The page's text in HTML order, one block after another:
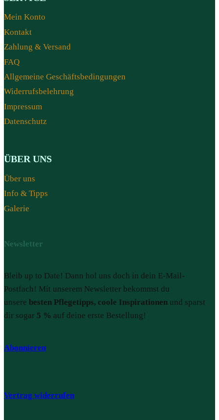
Mein Konto
Kontakt
Zahlung & Versand
FAQ
Allgemeine Geschäftsbedingungen
Widerrufsbelehrung
Impressum
Datenschutz
ÜBER UNS
Über uns
Info & Tipps
Galerie
Newsletter
Bleib up to Date! Dann hol uns doch in dein E-Mail-
Postfach! Mit unserem Newsletter bekommst du
unsere besten Pflegetipps, coole Inspirationen und sparst
dir sogar 5 % auf deine erste Bestellung!
Abonnieren
Vertrag widerrufen